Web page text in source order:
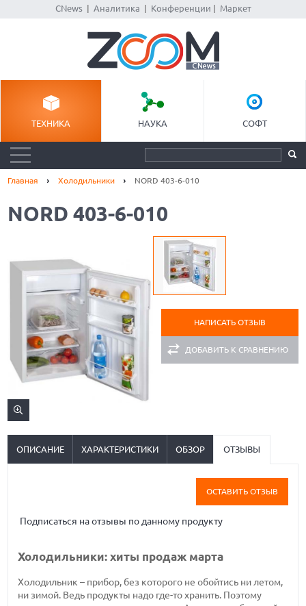
CNews| Аналитика Конференции Маркет
ТЕХНИКА НАУКА СОФТ
Главная Холодильники NORD 403-6-010
NORD 403-6-010
НАПИСАТЬ ОТЗЫВ
ДОБАВИТЬ К СРАВНЕНИЮ
ОПИСАНИЕ ХАРАКТЕРИСТИКИ ОБЗОР ОТЗЫВЫ
ОСТАВИТЬ ОТЗЫВ
Подписаться на отзывы по данному продукту
Холодильники: хиты продаж марта
Холодильник – прибор, без которого не обойтись ни летом,
ни зимой. Ведь продукты надо где-то хранить. Поэтому